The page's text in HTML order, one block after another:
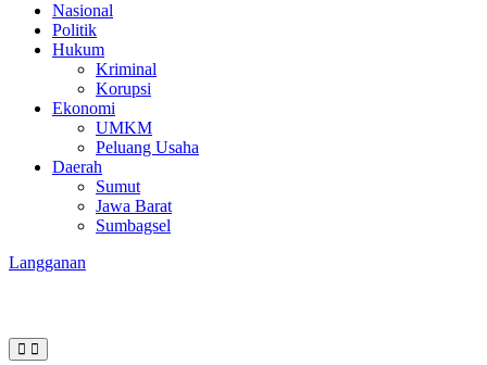
Nasional
Politik
Hukum
Kriminal
Korupsi
Ekonomi
UMKM
Peluang Usaha
Daerah
Sumut
Jawa Barat
Sumbagsel
Langganan